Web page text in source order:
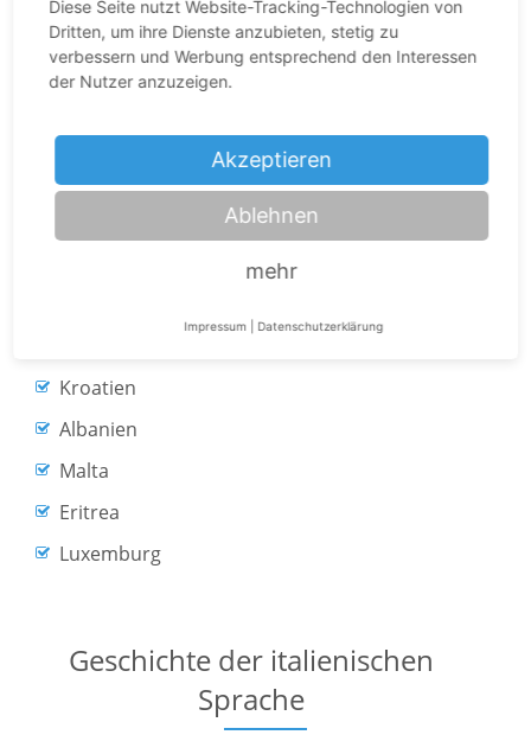
Schweiz
San Marino
Souveräner Malteserorden
Kroatien
Albanien
Malta
Eritrea
Luxemburg
Geschichte der italienischen
Sprache
Diese Seite nutzt Website-Tracking-Technologien von
Dritten, um ihre Dienste anzubieten, stetig zu
verbessern und Werbung entsprechend den Interessen
der Nutzer anzuzeigen.
Akzeptieren
Ablehnen
mehr
Impressum Datenschutzerklärung